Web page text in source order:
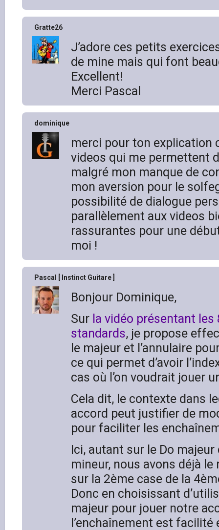
Gratte26
J’adore ces petits
de mine mais qui font
Excellent!
Merci Pascal
dominique
merci pour ton explication
videos qui me permettent
malgré mon manque de
mon aversion pour le
possibilité de dialogue
parallèlement aux videos
rassurantes pour une
moi !
Pascal [ Instinct Guitare ]
Bonjour Dominique,
Sur la vidéo présentant les
standards, je propose
le majeur et l’annulaire
ce qui permet d’avoir
cas où l’on voudrait jouer
Cela dit, le contexte dans
accord peut justifier de
pour faciliter les
Ici, autant sur le Do majeur
mineur, nous avons déjà
sur la 2ème case de la
Donc en choisissant
majeur pour jouer notre
l’enchaînement est